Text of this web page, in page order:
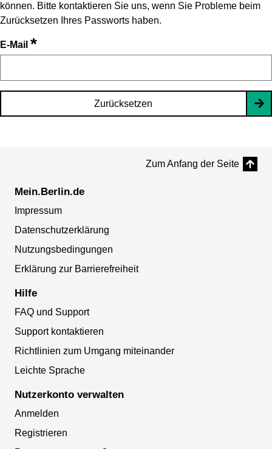
können. Bitte kontaktieren Sie uns, wenn Sie Probleme beim
Zurücksetzen Ihres Passworts haben.
E-Mail *
Zurücksetzen
Zum Anfang der Seite
Mein.Berlin.de
Impressum
Datenschutzerklärung
Nutzungsbedingungen
Erklärung zur Barrierefreiheit
Hilfe
FAQ und Support
Support kontaktieren
Richtlinien zum Umgang miteinander
Leichte Sprache
Nutzerkonto verwalten
Anmelden
Registrieren